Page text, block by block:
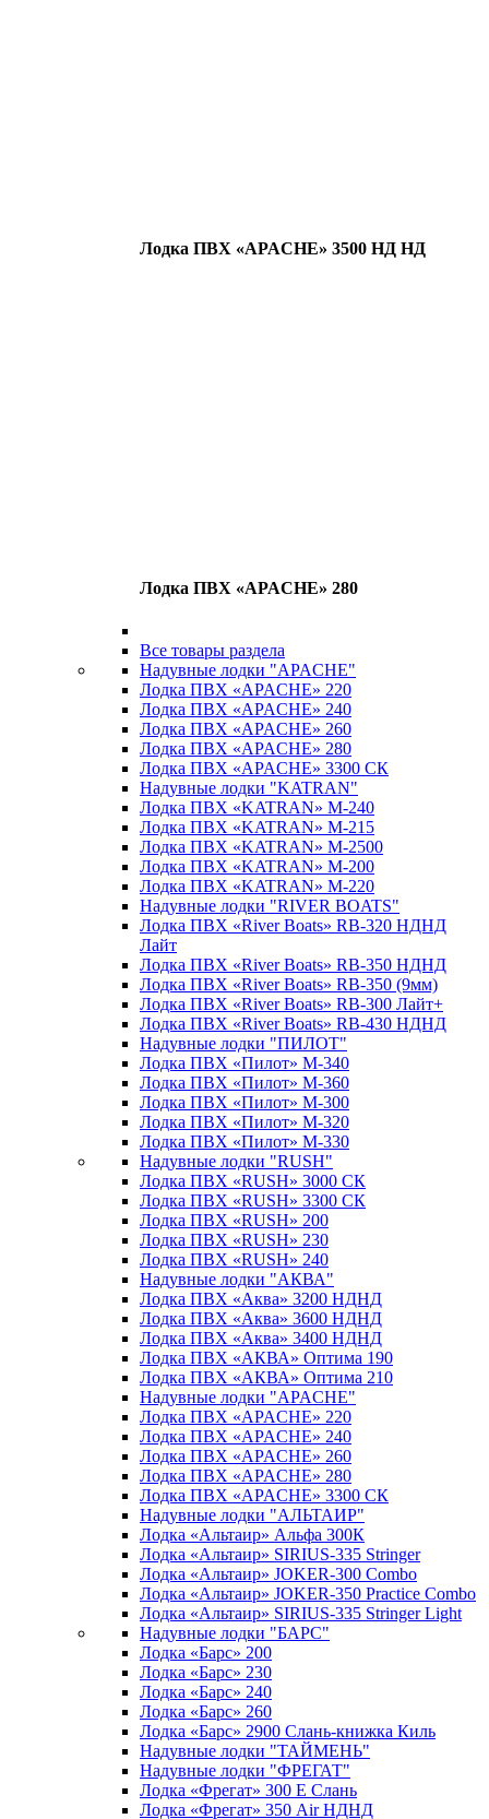
Лодка ПВХ «APACHE» 3500 НД НД
Лодка ПВХ «APACHE» 280
Все товары раздела
Надувные лодки "APACHE"
Лодка ПВХ «APACHE» 220
Лодка ПВХ «APACHE» 240
Лодка ПВХ «APACHE» 260
Лодка ПВХ «APACHE» 280
Лодка ПВХ «APACHE» 3300 СК
Надувные лодки "KATRAN"
Лодка ПВХ «KATRAN» M-240
Лодка ПВХ «KATRAN» M-215
Лодка ПВХ «KATRAN» M-2500
Лодка ПВХ «KATRAN» M-200
Лодка ПВХ «KATRAN» M-220
Надувные лодки "RIVER BOATS"
Лодка ПВХ «River Boats» RB-320 НДНД
Лайт
Лодка ПВХ «River Boats» RB-350 НДНД
Лодка ПВХ «River Boats» RB-350 (9мм)
Лодка ПВХ «River Boats» RB-300 Лайт+
Лодка ПВХ «River Boats» RB-430 НДНД
Надувные лодки "ПИЛОТ"
Лодка ПВХ «Пилот» М-340
Лодка ПВХ «Пилот» М-360
Лодка ПВХ «Пилот» М-300
Лодка ПВХ «Пилот» М-320
Лодка ПВХ «Пилот» М-330
Надувные лодки "RUSH"
Лодка ПВХ «RUSH» 3000 СК
Лодка ПВХ «RUSH» 3300 СК
Лодка ПВХ «RUSH» 200
Лодка ПВХ «RUSH» 230
Лодка ПВХ «RUSH» 240
Надувные лодки "АКВА"
Лодка ПВХ «Аква» 3200 НДНД
Лодка ПВХ «Аква» 3600 НДНД
Лодка ПВХ «Аква» 3400 НДНД
Лодка ПВХ «АКВА» Оптима 190
Лодка ПВХ «АКВА» Оптима 210
Надувные лодки "APACHE"
Лодка ПВХ «APACHE» 220
Лодка ПВХ «APACHE» 240
Лодка ПВХ «APACHE» 260
Лодка ПВХ «APACHE» 280
Лодка ПВХ «APACHE» 3300 СК
Надувные лодки "АЛЬТАИР"
Лодка «Альтаир» Альфа 300К
Лодка «Альтаир» SIRIUS-335 Stringer
Лодка «Альтаир» JOKER-300 Combo
Лодка «Альтаир» JOKER-350 Practice Combo
Лодка «Альтаир» SIRIUS-335 Stringer Light
Надувные лодки "БАРС"
Лодка «Барс» 200
Лодка «Барс» 230
Лодка «Барс» 240
Лодка «Барс» 260
Лодка «Барс» 2900 Слань-книжка Киль
Надувные лодки "ТАЙМЕНЬ"
Надувные лодки "ФРЕГАТ"
Лодка «Фрегат» 300 Е Слань
Лодка «Фрегат» 350 Air НДНД